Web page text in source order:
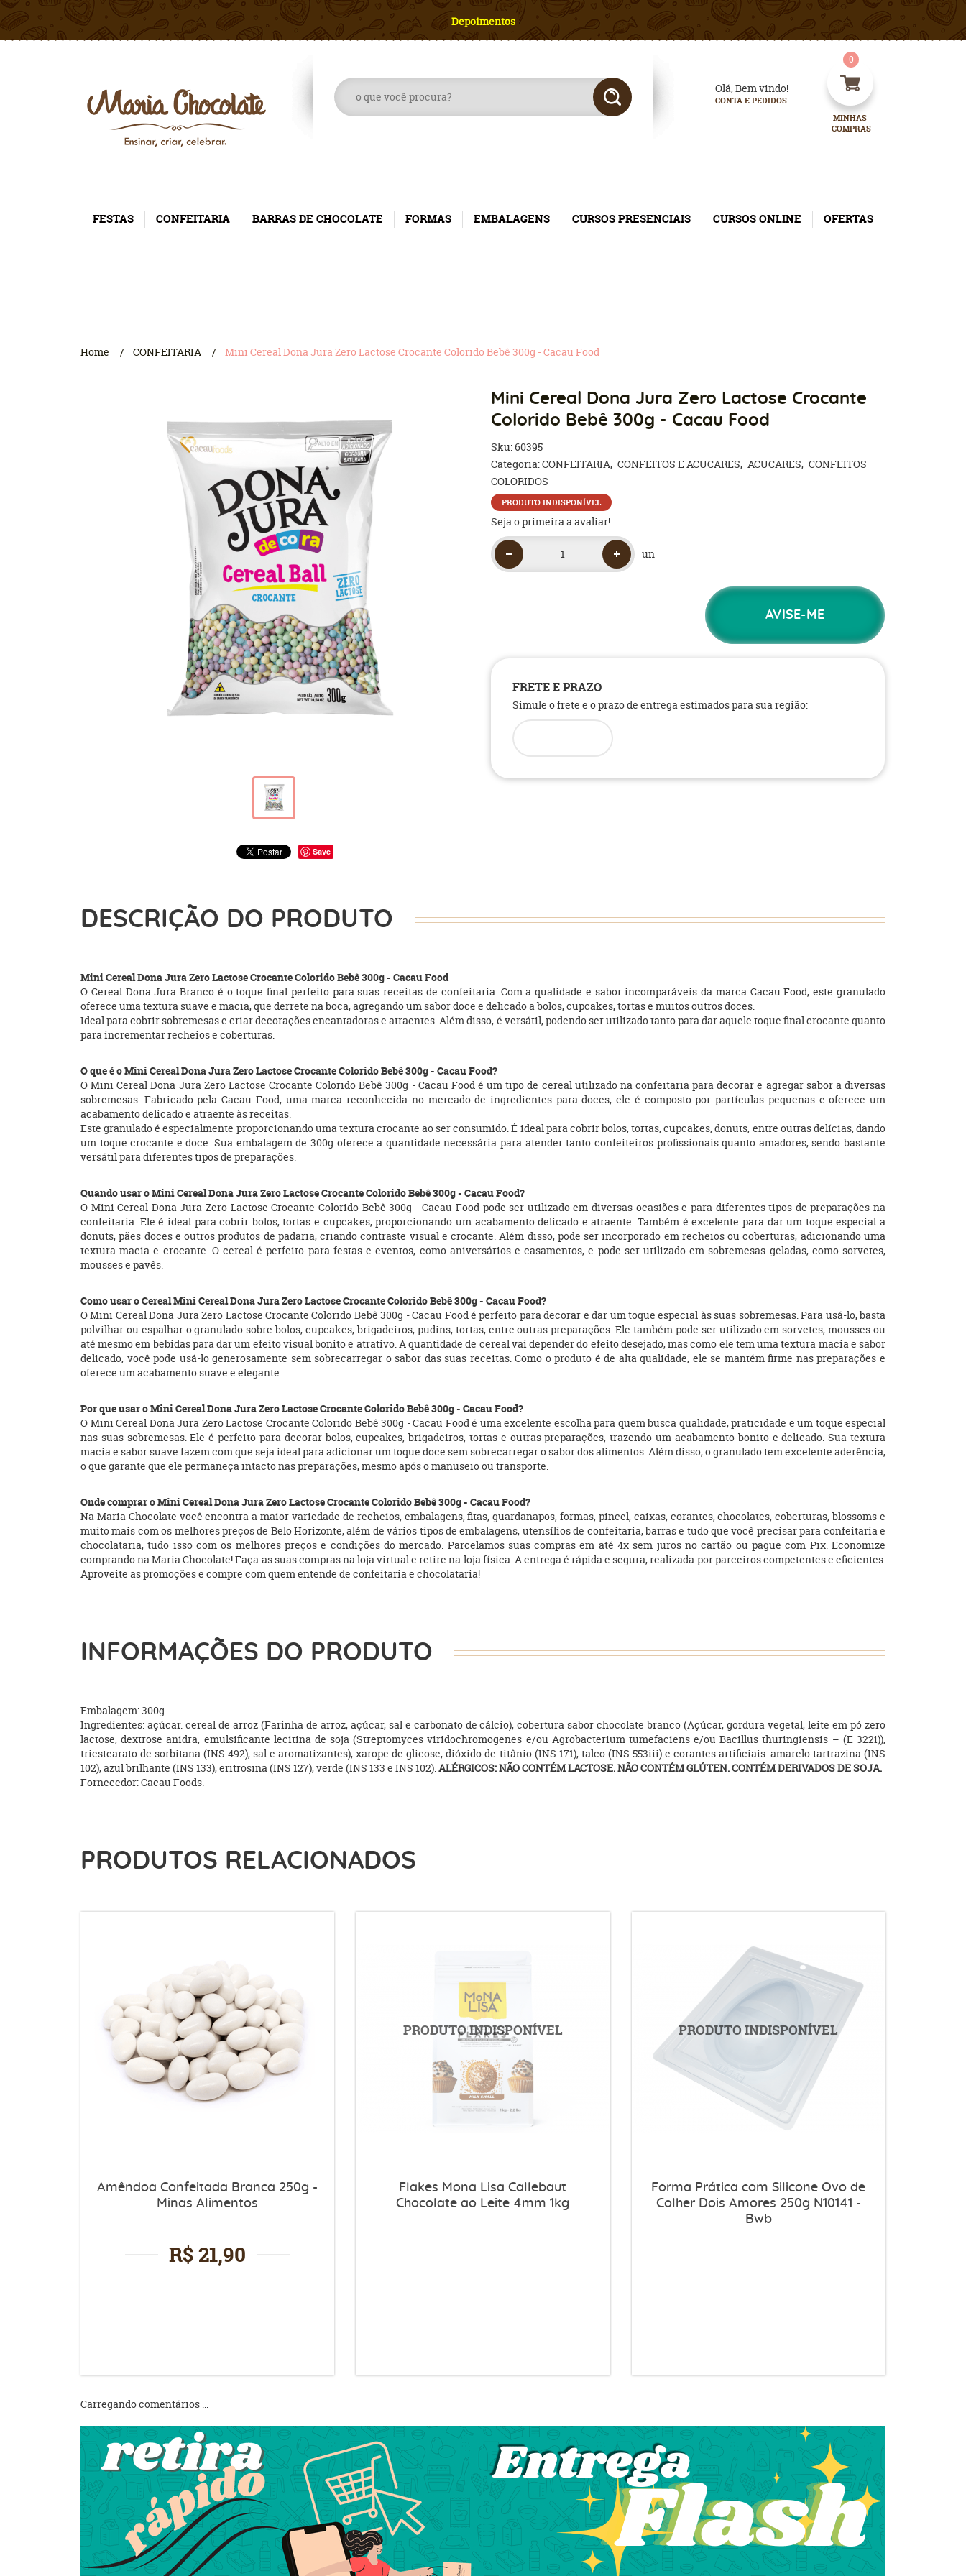
Depoimentos
Olá, Bem vindo!
CONTA E PEDIDOS
MINHAS
COMPRAS
0
FESTAS CONFEITARIA BARRAS DE CHOCOLATE FORMAS EMBALAGENS CURSOS PRESENCIAIS CURSOS ONLINE OFERTAS
Home CONFEITARIA Mini Cereal Dona Jura Zero Lactose Crocante Colorido Bebê 300g - Cacau Food
Save
Mini Cereal Dona Jura Zero Lactose Crocante
Colorido Bebê 300g - Cacau Food
Sku:60395
Categoria:CONFEITARIA CONFEITOS E ACUCARES ACUCARES CONFEITOS
COLORIDOS
PRODUTO INDISPONÍVEL
Seja o primeira a avaliar!
un
AVISE-ME
FRETE E PRAZO
Simule o frete e o prazo de entrega estimados para sua região:
DESCRIÇÃO DO PRODUTO
Mini Cereal Dona Jura Zero Lactose Crocante Colorido Bebê 300g - Cacau Food
O Cereal Dona Jura Branco é o toque final perfeito para suas receitas de confeitaria. Com a qualidade e sabor incomparáveis da marca Cacau Food, este granulado
oferece uma textura suave e macia, que derrete na boca, agregando um sabor doce e delicado a bolos, cupcakes, tortas e muitos outros doces.
Ideal para cobrir sobremesas e criar decorações encantadoras e atraentes. Além disso, é versátil, podendo ser utilizado tanto para dar aquele toque final crocante quanto
para incrementar recheios e coberturas.
O que é o Mini Cereal Dona Jura Zero Lactose Crocante Colorido Bebê 300g - Cacau Food?
O Mini Cereal Dona Jura Zero Lactose Crocante Colorido Bebê 300g - Cacau Food é um tipo de cereal utilizado na confeitaria para decorar e agregar sabor a diversas
sobremesas. Fabricado pela Cacau Food, uma marca reconhecida no mercado de ingredientes para doces, ele é composto por partículas pequenas e oferece um
acabamento delicado e atraente às receitas.
Este granulado é especialmente proporcionando uma textura crocante ao ser consumido. É ideal para cobrir bolos, tortas, cupcakes, donuts, entre outras delícias, dando
um toque crocante e doce. Sua embalagem de 300g oferece a quantidade necessária para atender tanto confeiteiros profissionais quanto amadores, sendo bastante
versátil para diferentes tipos de preparações.
Quando usar o Mini Cereal Dona Jura Zero Lactose Crocante Colorido Bebê 300g - Cacau Food?
O Mini Cereal Dona Jura Zero Lactose Crocante Colorido Bebê 300g - Cacau Food pode ser utilizado em diversas ocasiões e para diferentes tipos de preparações na
confeitaria. Ele é ideal para cobrir bolos, tortas e cupcakes, proporcionando um acabamento delicado e atraente. Também é excelente para dar um toque especial a
donuts, pães doces e outros produtos de padaria, criando contraste visual e crocante. Além disso, pode ser incorporado em recheios ou coberturas, adicionando uma
textura macia e crocante. O cereal é perfeito para festas e eventos, como aniversários e casamentos, e pode ser utilizado em sobremesas geladas, como sorvetes,
mousses e pavês.
Como usar o Cereal Mini Cereal Dona Jura Zero Lactose Crocante Colorido Bebê 300g - Cacau Food?
O Mini Cereal Dona Jura Zero Lactose Crocante Colorido Bebê 300g - Cacau Food é perfeito para decorar e dar um toque especial às suas sobremesas. Para usá-lo, basta
polvilhar ou espalhar o granulado sobre bolos, cupcakes, brigadeiros, pudins, tortas, entre outras preparações. Ele também pode ser utilizado em sorvetes, mousses ou
até mesmo em bebidas para dar um efeito visual bonito e atrativo. A quantidade de cereal vai depender do efeito desejado, mas como ele tem uma textura macia e sabor
delicado, você pode usá-lo generosamente sem sobrecarregar o sabor das suas receitas. Como o produto é de alta qualidade, ele se mantém firme nas preparações e
oferece um acabamento suave e elegante.
Por que usar o Mini Cereal Dona Jura Zero Lactose Crocante Colorido Bebê 300g - Cacau Food?
O Mini Cereal Dona Jura Zero Lactose Crocante Colorido Bebê 300g - Cacau Food é uma excelente escolha para quem busca qualidade, praticidade e um toque especial
nas suas sobremesas. Ele é perfeito para decorar bolos, cupcakes, brigadeiros, tortas e outras preparações, trazendo um acabamento bonito e delicado. Sua textura
macia e sabor suave fazem com que seja ideal para adicionar um toque doce sem sobrecarregar o sabor dos alimentos. Além disso, o granulado tem excelente aderência,
o que garante que ele permaneça intacto nas preparações, mesmo após o manuseio ou transporte.
Onde comprar o Mini Cereal Dona Jura Zero Lactose Crocante Colorido Bebê 300g - Cacau Food?
Na Maria Chocolate você encontra a maior variedade de recheios, embalagens, fitas, guardanapos, formas, pincel, caixas, corantes, chocolates, coberturas, blossoms e
muito mais com os melhores preços de Belo Horizonte, além de vários tipos de embalagens, utensílios de confeitaria, barras e tudo que você precisar para confeitaria e
chocolataria, tudo isso com os melhores preços e condições do mercado. Parcelamos suas compras em até 4x sem juros no cartão ou pague com Pix. Economize
comprando na Maria Chocolate! Faça as suas compras na loja virtual e retire na loja física. A entrega é rápida e segura, realizada por parceiros competentes e eficientes.
Aproveite as promoções e compre com quem entende de confeitaria e chocolataria!
INFORMAÇÕES DO PRODUTO
Embalagem: 300g.
Ingredientes: açúcar. cereal de arroz (Farinha de arroz, açúcar, sal e carbonato de cálcio), cobertura sabor chocolate branco (Açúcar, gordura vegetal, leite em pó zero
lactose, dextrose anidra, emulsificante lecitina de soja (Streptomyces viridochromogenes e/ou Agrobacterium tumefaciens e/ou Bacillus thuringiensis – (E 322i)),
triestearato de sorbitana (INS 492), sal e aromatizantes), xarope de glicose, dióxido de titânio (INS 171), talco (INS 553iii) e corantes artificiais: amarelo tartrazina (INS
102), azul brilhante (INS 133), eritrosina (INS 127), verde (INS 133 e INS 102).ALÉRGICOS: NÃO CONTÉM LACTOSE. NÃO CONTÉM GLÚTEN. CONTÉM DERIVADOS DE SOJA.
Fornecedor: Cacau Foods.
PRODUTOS RELACIONADOS
Amêndoa Confeitada Branca 250g -
Minas Alimentos
R$ 21,90
Flakes Mona Lisa Callebaut
Chocolate ao Leite 4mm 1kg
Forma Prática com Silicone Ovo de
Colher Dois Amores 250g N10141 -
Bwb
Carregando comentários ...